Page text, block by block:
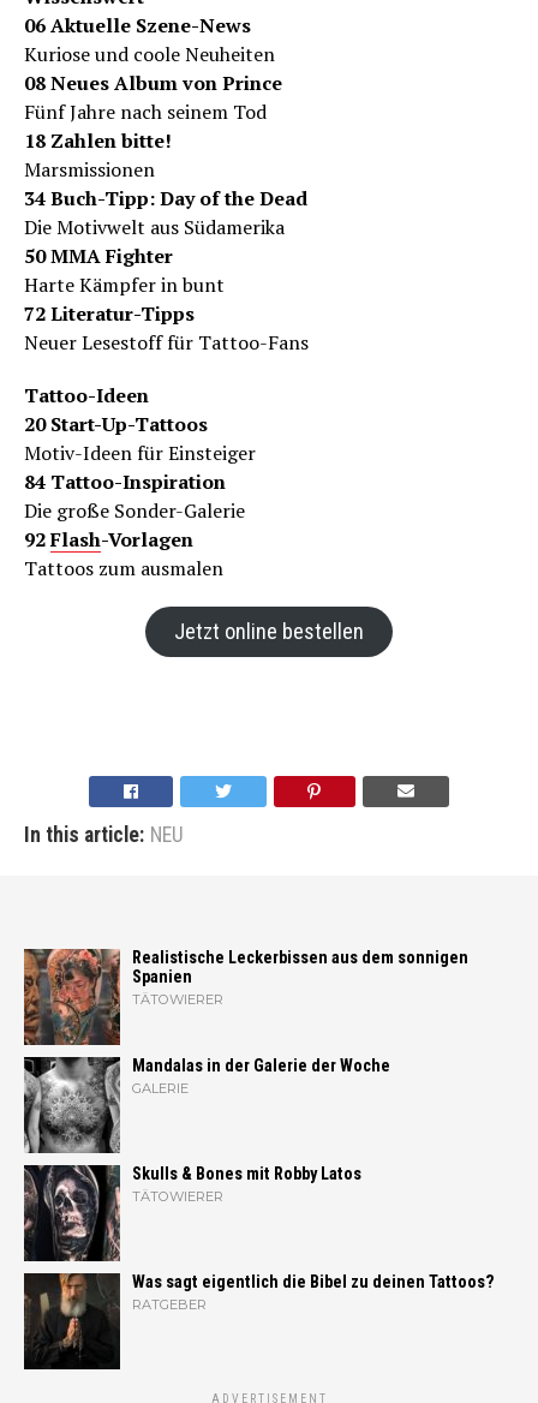
06 Aktuelle Szene-News
Kuriose und coole Neuheiten
08 Neues Album von Prince
Fünf Jahre nach seinem Tod
18 Zahlen bitte!
Marsmissionen
34 Buch-Tipp: Day of the Dead
Die Motivwelt aus Südamerika
50 MMA Fighter
Harte Kämpfer in bunt
72 Literatur-Tipps
Neuer Lesestoff für Tattoo-Fans
Tattoo-Ideen
20 Start-Up-Tattoos
Motiv-Ideen für Einsteiger
84 Tattoo-Inspiration
Die große Sonder-Galerie
92Flash-Vorlagen
Tattoos zum ausmalen
Jetzt online bestellen
In this article: NEU
Realistische Leckerbissen aus dem sonnigen
Spanien
TÄTOWIERER
Mandalas in der Galerie der Woche
GALERIE
Skulls & Bones mit Robby Latos
TÄTOWIERER
Was sagt eigentlich die Bibel zu deinen Tattoos?
RATGEBER
ADVERTISEMENT